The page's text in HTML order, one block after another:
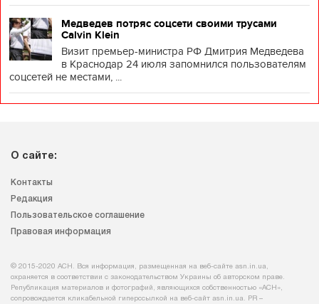
Медведев потряс соцсети своими трусами
Calvin Klein
Визит премьер-министра РФ Дмитрия Медведева
в Краснодар 24 июля запомнился пользователям
соцсетей не местами, ...
О сайте:
Контакты
Редакция
Пользовательское соглашение
Правовая информация
© 2015-2020 АСН. Вся информация, размещенная на веб-сайте asn.in.ua,
охраняется в соответствии с законодательством Украины об авторском праве.
Републикация материалов и фотографий, являющихся собственностью «АСН»,
сопровождается кликабельной гиперссылкой на веб-сайт asn.іn.ua. PR –